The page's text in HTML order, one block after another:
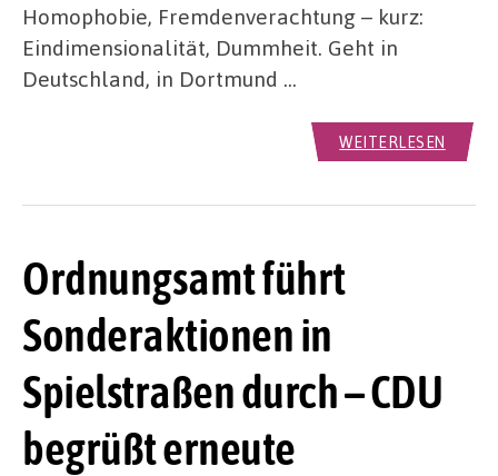
Homophobie, Fremdenverachtung – kurz:
Eindimensionalität, Dummheit. Geht in
Deutschland, in Dortmund …
WEITERLESEN
Ordnungsamt führt
Sonderaktionen in
Spielstraßen durch – CDU
begrüßt erneute